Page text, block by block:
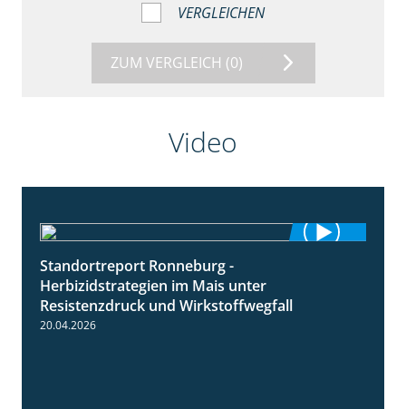
VERGLEICHEN
ZUM VERGLEICH (0)
Video
Standortreport Ronneburg -
Herbizidstrategien im Mais unter
Resistenzdruck und Wirkstoffwegfall
20.04.2026